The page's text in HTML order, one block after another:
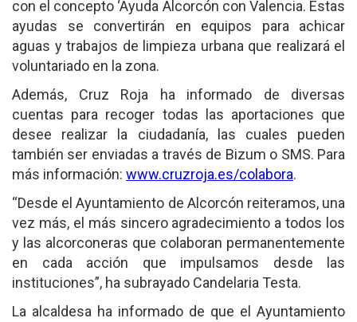
con el concepto ‘Ayuda Alcorcón con Valencia. Estas
ayudas se convertirán en equipos para achicar
aguas y trabajos de limpieza urbana que realizará el
voluntariado en la zona.
Además, Cruz Roja ha informado de diversas
cuentas para recoger todas las aportaciones que
desee realizar la ciudadanía, las cuales pueden
también ser enviadas a través de Bizum o SMS. Para
más información: www.cruzroja.es/colabora.
“Desde el Ayuntamiento de Alcorcón reiteramos, una
vez más, el más sincero agradecimiento a todos los
y las alcorconeras que colaboran permanentemente
en cada acción que impulsamos desde las
instituciones”, ha subrayado Candelaria Testa.
La alcaldesa ha informado de que el Ayuntamiento